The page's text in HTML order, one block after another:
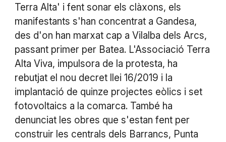
Terra Alta' i fent sonar els clàxons, els
manifestants s'han concentrat a Gandesa,
des d'on han marxat cap a Vilalba dels Arcs,
passant primer per Batea. L'Associació Terra
Alta Viva, impulsora de la protesta, ha
rebutjat el nou decret llei 16/2019 i la
implantació de quinze projectes eòlics i set
fotovoltaics a la comarca. També ha
denunciat les obres que s'estan fent per
construir les centrals dels Barrancs, Punta